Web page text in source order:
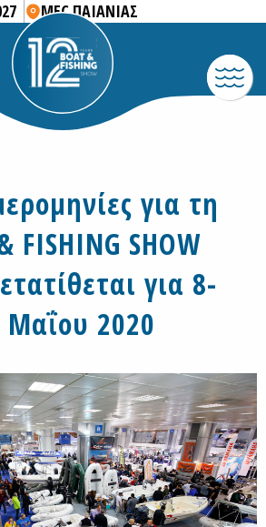
MEC ΠΑΙΑΝΙΑΣ
για τη
FISHING SHOW
για 8-
Μαΐου 2020